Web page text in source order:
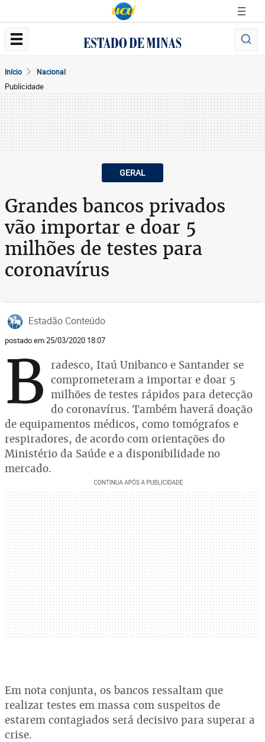
Início Nacional
Publicidade
GERAL
Grandes bancos privados
vão importar e doar 5
milhões de testes para
coronavírus
Estadão Conteúdo
postado em 25/03/2020 18:07
B radesco, Itaú Unibanco e Santander se
comprometeram a importar e doar 5
milhões de testes rápidos para detecção
do coronavírus. Também haverá doação
de equipamentos médicos, como tomógrafos e
respiradores, de acordo com orientações do
Ministério da Saúde e a disponibilidade no
mercado.
Em nota conjunta, os bancos ressaltam que
realizar testes em massa com suspeitos de
estarem contagiados será decisivo para superar a
crise.